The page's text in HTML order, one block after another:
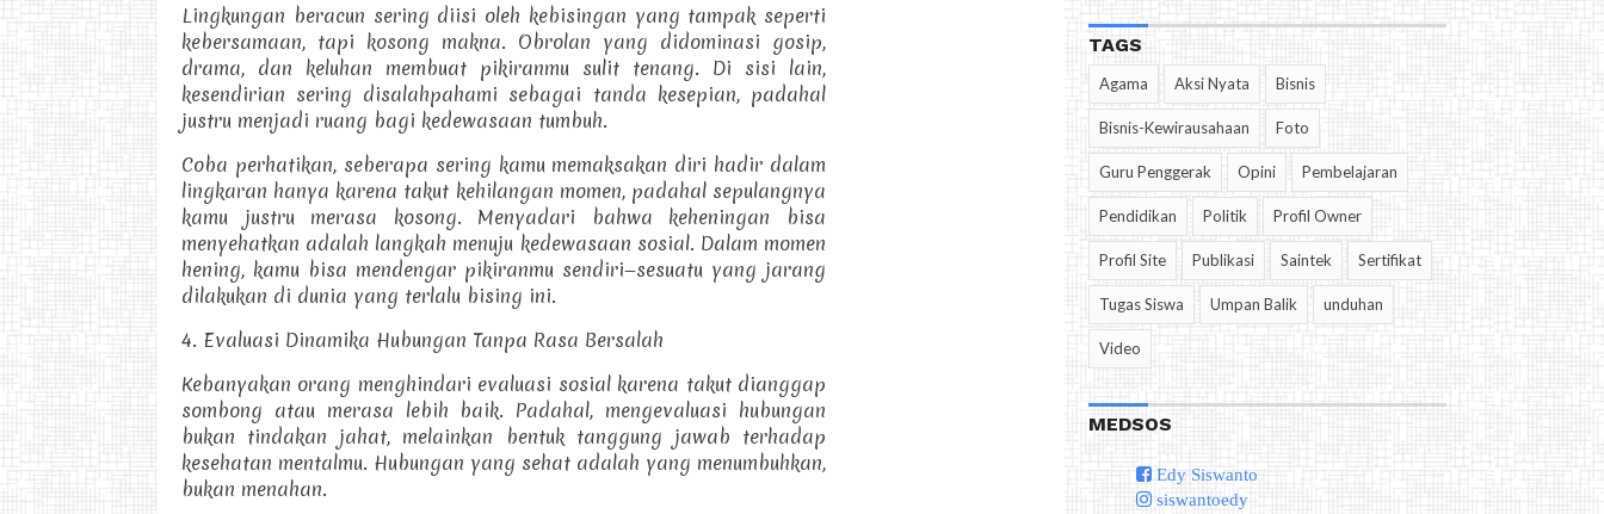
Lingkungan beracun sering diisi oleh kebisingan yang tampak seperti
kebersamaan, tapi kosong makna. Obrolan yang didominasi gosip,
drama, dan keluhan membuat pikiranmu sulit tenang. Di sisi lain,
kesendirian sering disalahpahami sebagai tanda kesepian, padahal
justru menjadi ruang bagi kedewasaan tumbuh.
Coba perhatikan, seberapa sering kamu memaksakan diri hadir dalam
lingkaran hanya karena takut kehilangan momen, padahal sepulangnya
kamu justru merasa kosong. Menyadari bahwa keheningan bisa
menyehatkan adalah langkah menuju kedewasaan sosial. Dalam momen
hening, kamu bisa mendengar pikiranmu sendiri—sesuatu yang jarang
dilakukan di dunia yang terlalu bising ini.
4. Evaluasi Dinamika Hubungan Tanpa Rasa Bersalah
Kebanyakan orang menghindari evaluasi sosial karena takut dianggap
sombong atau merasa lebih baik. Padahal, mengevaluasi hubungan
bukan tindakan jahat, melainkan bentuk tanggung jawab terhadap
kesehatan mentalmu. Hubungan yang sehat adalah yang menumbuhkan,
bukan menahan.
TAGS
Agama Aksi Nyata Bisnis
Bisnis-Kewirausahaan Foto
Guru Penggerak Opini Pembelajaran
Pendidikan Politik Profil Owner
Profil Site Publikasi Saintek Sertifikat
Tugas Siswa Umpan Balik unduhan
Video
MEDSOS
Edy Siswanto
siswantoedy